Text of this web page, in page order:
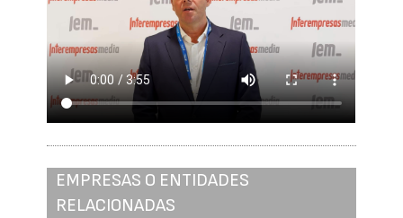
EMPRESAS O ENTIDADES
RELACIONADAS